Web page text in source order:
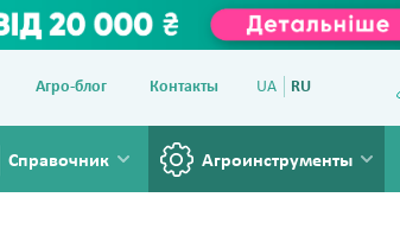
Агро-блог Контакты UA RU
Справочник Агроинструменты